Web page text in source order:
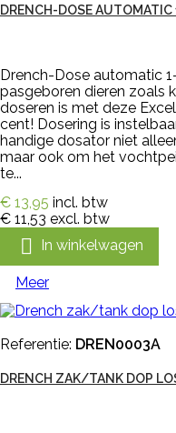
DRENCH-DOSE
Drench-Dose automatic
pasgeboren dieren zoals
doseren is met deze
cent! Dosering is
handige dosator niet
maar ook om het
te...
€ 13,95 incl. btw
€ 11,53 excl. btw
 In winkelwagen
Meer
Referentie: DREN0003A
DRENCH ZAK/TANK DOP